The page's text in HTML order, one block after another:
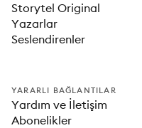
Storytel Original
Yazarlar
Seslendirenler
YARARLI BAĞLANTILAR
Yardım ve İletişim
Abonelikler